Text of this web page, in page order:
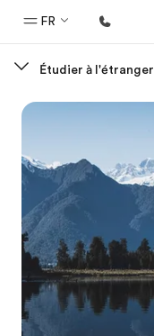
FR
Bienvenue chez EF
Programmes
Nos offres
Bureaux
Trouver un bureau
A propos de nous
Qui sommes-nous ?
Étudier à l'étranger